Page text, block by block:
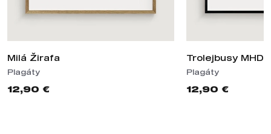
Milá Žirafa
Plagáty
12,90 €
Trolejbusy MHD
Plagáty
12,90 €